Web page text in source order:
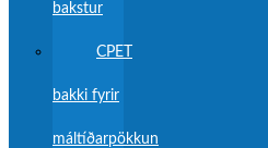
bakstur
CPET
bakki fyrir
máltíðarpökkun